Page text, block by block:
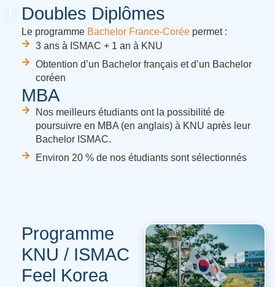
Doubles Diplômes
Le programme Bachelor France-Corée permet :
3 ans à ISMAC + 1 an à KNU
Obtention d’un Bachelor français et d’un Bachelor
coréen
MBA
Nos meilleurs étudiants ont la possibilité de
poursuivre en MBA (en anglais) à KNU après leur
Bachelor ISMAC.
Environ 20 % de nos étudiants sont sélectionnés
Programme
KNU / ISMAC
Feel Korea